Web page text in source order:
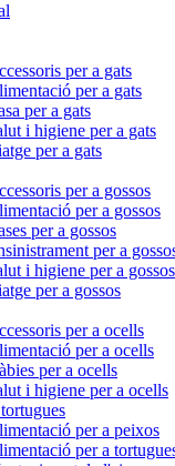
per a gats
per a gats
per a gats
i higiene per a gats
per a gats
per a gossos
per a gossos
per a gossos
per a
i higiene per a gossos
per a gossos
per a ocells
per a ocells
per a ocells
i higiene per a ocells
per a peixos
per a